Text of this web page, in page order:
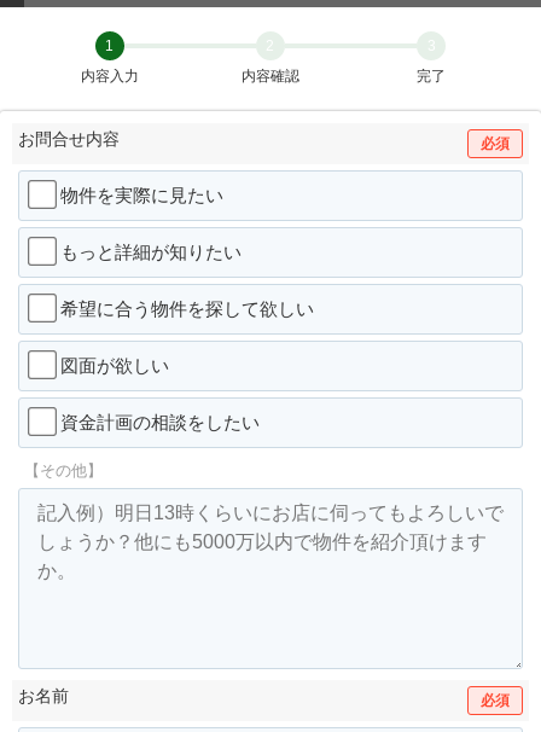
1
内容入力
2
内容確認
3
完了
お問合せ内容 必須
物件を実際に見たい
もっと詳細が知りたい
希望に合う物件を探して欲しい
図面が欲しい
資金計画の相談をしたい
【その他】
お名前 必須